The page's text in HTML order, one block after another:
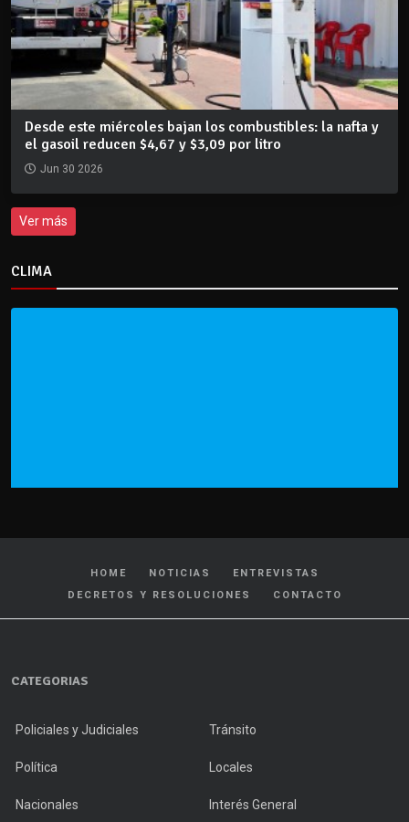
Desde este miércoles bajan los combustibles: la nafta y
el gasoil reducen $4,67 y $3,09 por litro
Jun 30 2026
Ver más
CLIMA
HOME NOTICIAS
ENTREVISTAS
DECRETOS Y RESOLUCIONES
CONTACTO
CATEGORIAS
Policiales y Judiciales Tránsito
Política Locales
Nacionales Interés General